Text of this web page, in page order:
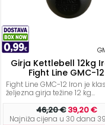
i
ostalo
Sportske
torbe
i
ruksaci
Girja Kettlebell 12kg
Fight Line GMC-12
Fight Line GMC-12 Iron je
željezna girja težine 12 kg...
46,20 €39,20 €
Najniža cijena u 30 dana